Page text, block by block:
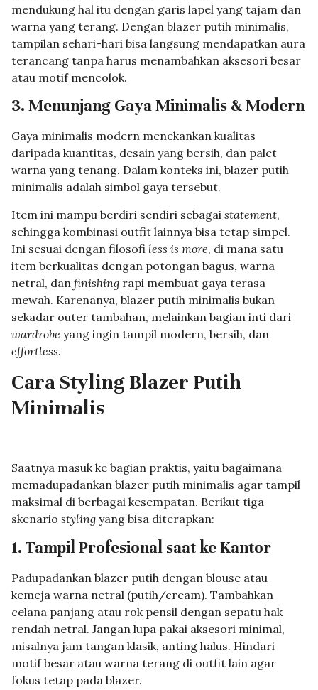
mendukung hal itu dengan garis lapel yang tajam dan
warna yang terang. Dengan blazer putih minimalis,
tampilan sehari-hari bisa langsung mendapatkan aura
terancang tanpa harus menambahkan aksesori besar
atau motif mencolok.
3. Menunjang Gaya Minimalis & Modern
Gaya minimalis modern menekankan kualitas
daripada kuantitas, desain yang bersih, dan palet
warna yang tenang. Dalam konteks ini, blazer putih
minimalis adalah simbol gaya tersebut.
Item ini mampu berdiri sendiri sebagai statement,
sehingga kombinasi outfit lainnya bisa tetap simpel.
Ini sesuai dengan filosofi less is more, di mana satu
item berkualitas dengan potongan bagus, warna
netral, dan finishing rapi membuat gaya terasa
mewah. Karenanya, blazer putih minimalis bukan
sekadar outer tambahan, melainkan bagian inti dari
wardrobe yang ingin tampil modern, bersih, dan
effortless.
Cara Styling Blazer Putih
Minimalis
Saatnya masuk ke bagian praktis, yaitu bagaimana
memadupadankan blazer putih minimalis agar tampil
maksimal di berbagai kesempatan. Berikut tiga
skenario styling yang bisa diterapkan:
1. Tampil Profesional saat ke Kantor
Padupadankan blazer putih dengan blouse atau
kemeja warna netral (putih/cream). Tambahkan
celana panjang atau rok pensil dengan sepatu hak
rendah netral. Jangan lupa pakai aksesori minimal,
misalnya jam tangan klasik, anting halus. Hindari
motif besar atau warna terang di outfit lain agar
fokus tetap pada blazer.